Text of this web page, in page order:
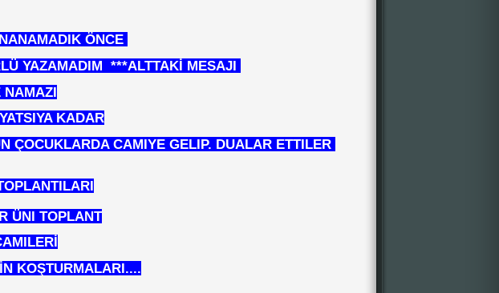
ÖNCE
YAZAMADIM ***ALTTAKİ MESAJI
NAMAZI
KADAR
ÇOCUKLARDA CAMIYE GELIP. DUALAR ETTILER
ÜNI TOPLANT
KOŞTURMALARI....